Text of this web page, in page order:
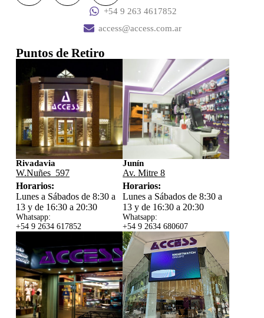
+54 9 263 4617852
access@access.com.ar
Puntos de Retiro
Rivadavia
W.Nuñes 597
Horarios:
Lunes a Sábados de 8:30 a
13 y de 16:30 a 20:30
Whatsapp:
+54 9 2634 617852
Junín
Av. Mitre 8
Horarios:
Lunes a Sábados de 8:30 a
13 y de 16:30 a 20:30
Whatsapp:
+54 9 2634 680607